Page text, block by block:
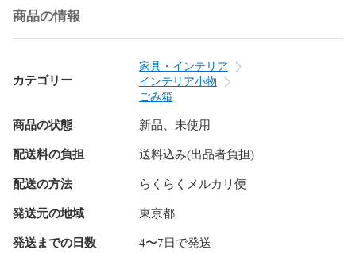
上部には直径10mmの投入口を設け、そこから使用済みステ
ィックを投入いただけます。
容量は、アイコス製品の場合で約90本分を収納可能です。中
身が一杯になった際には、そのまま燃えるゴミとして処分で
きます。
また、ワンタッチで組み立てられる設計を採用しており、フ
間もかかりません。
さらに、インバウンド観光客の方にも安心してご利用いただ
けるよう、本体側面と背面には英語・中国語・韓国語での表
記を施しております。
飲食店・ホテル・カラオケ・パチンコ店・個人事務所におす
もちろん自宅でご使用になる方にもおすすめです！！
商品の情報
カテゴリー
家具・インテリア
インテリア小物
ごみ箱
商品の状態 新品、未使用
配送料の負担 送料込み(出品者負担)
配送の方法 らくらくメルカリ便
発送元の地域 東京都
発送までの日数 4〜7日で発送